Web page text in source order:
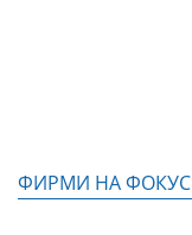
ФИРМИ НА ФОКУС